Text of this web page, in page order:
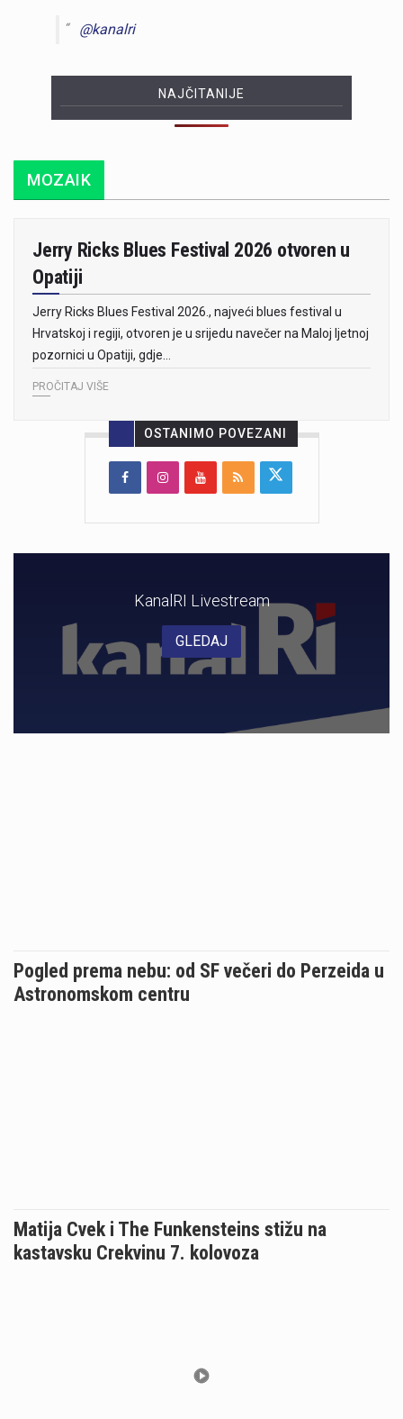
@kanalri
NAJČITANIJE
MOZAIK
Jerry Ricks Blues Festival 2026 otvoren u
Opatiji
Jerry Ricks Blues Festival 2026., najveći blues festival u
Hrvatskoj i regiji, otvoren je u srijedu navečer na Maloj ljetnoj
pozornici u Opatiji, gdje…
PROČITAJ VIŠE
OSTANIMO POVEZANI
KanalRI Livestream
GLEDAJ
Pogled prema nebu: od SF večeri do Perzeida u
Astronomskom centru
Matija Cvek i The Funkensteins stižu na
kastavsku Crekvinu 7. kolovoza